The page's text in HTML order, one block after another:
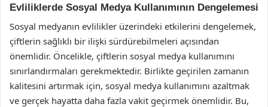
Evliliklerde Sosyal Medya Kullanımının Dengelemesi
Sosyal medyanın evlilikler üzerindeki etkilerini dengelemek,
çiftlerin sağlıklı bir ilişki sürdürebilmeleri açısından
önemlidir. Öncelikle, çiftlerin sosyal medya kullanımını
sınırlandırmaları gerekmektedir. Birlikte geçirilen zamanın
kalitesini artırmak için, sosyal medya kullanımını azaltmak
ve gerçek hayatta daha fazla vakit geçirmek önemlidir. Bu,